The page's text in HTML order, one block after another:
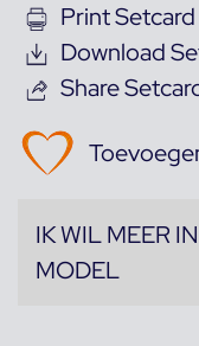
Print Setcard
Download
Share
IK WIL MEER
MODEL